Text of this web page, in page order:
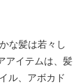
な髪は若々し
アイテムは、髪
ル、アボカド